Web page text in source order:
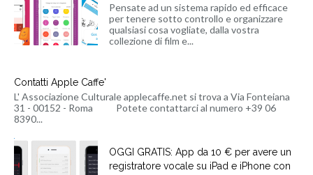
Pensate ad un sistema rapido ed efficace
per tenere sotto controllo e organizzare
qualsiasi cosa vogliate, dalla vostra
collezione di film e...
Contatti Apple Caffe'
L' Associazione Culturale applecaffe.net si trova a Via Fonteiana
31 - 00152 - Roma Potete contattarci al numero +39 06
8390...
OGGI GRATIS: App da 10 € per avere un
registratore vocale su iPad e iPhone con